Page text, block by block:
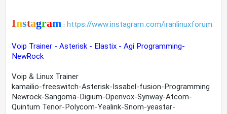
Instagram : https://www.instagram.com/iranlinuxforum
Voip Trainer - Asterisk - Elastix - Agi Programming-
NewRock
Voip & Linux Trainer
kamailio-freeswitch-Asterisk-Issabel-fusion-Programming
Newrock-Sangoma-Digium-Openvox-Synway-Atcom-
Quintum Tenor-Polycom-Yealink-Snom-yeastar-